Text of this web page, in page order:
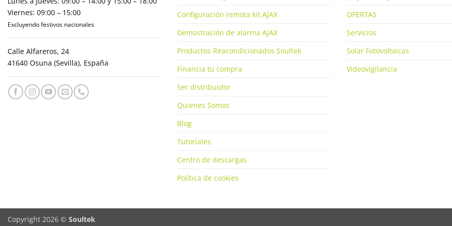
Viernes: 09:00 – 15:00
Excluyendo festivos nacionales
Calle Alfareros, 24
41640 Osuna (Sevilla), España
Configuración remota kit AJAX
Demostración de alarma AJAX
Productos Reacondicionados Soultek
Financia tu compra
Ser distribuidor
Quienes Somos
Blog
Tutoriales
Centro de descargas
Política de cookies
OFERTAS
Servicios
Solar Fotovoltaicas
Videovigilancia
Copyright 2026 © Soultek